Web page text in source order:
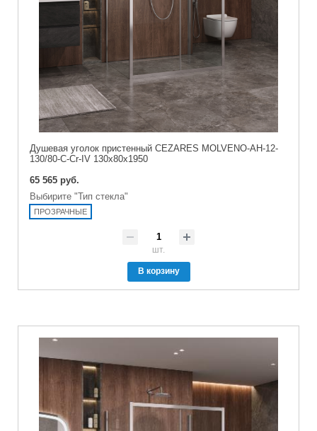
Душевая уголок пристенный CEZARES MOLVENO-AH-12-
130/80-C-Cr-IV 130x80x1950
65 565 руб.
Выбирите "Тип стекла"
ПРОЗРАЧНЫЕ
шт.
В корзину